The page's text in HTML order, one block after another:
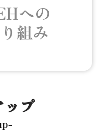
への
組み
ップ